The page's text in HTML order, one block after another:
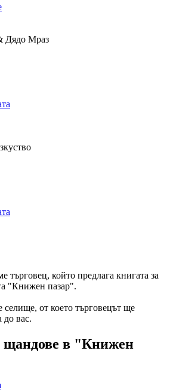
Дядо Мраз
който предлага книгата за
"Книжен пазар".
селище, от което търговецът ще
до вас.
щандове в "Книжен